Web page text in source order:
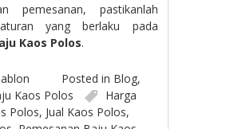
pemesanan, pastikanlah
yang berlaku pada
Kaos Polos.
Posted in Blog,
Kaos Polos
Harga
Polos, Jual Kaos Polos,